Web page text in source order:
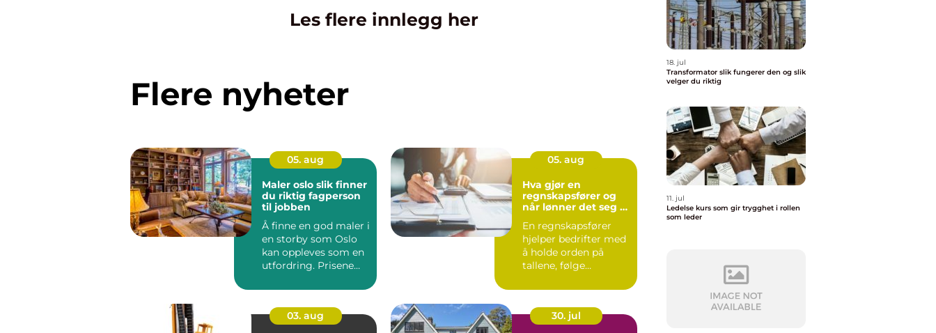
Les flere innlegg her
Flere nyheter
05. aug
Maler oslo slik finner
du riktig fagperson
til jobben
Å finne en god maler i
en storby som Oslo
kan oppleves som en
utfordring. Prisene
05. aug
Hva gjør en
regnskapsfører og
når lønner det seg å
En regnskapsfører
hjelper bedrifter med
å holde orden på
tallene, følge
egen øko...
03. aug
30. jul
18. jul
Transformator slik fungerer den og slik
velger du riktig
11. jul
Ledelse kurs som gir trygghet i rollen
som leder